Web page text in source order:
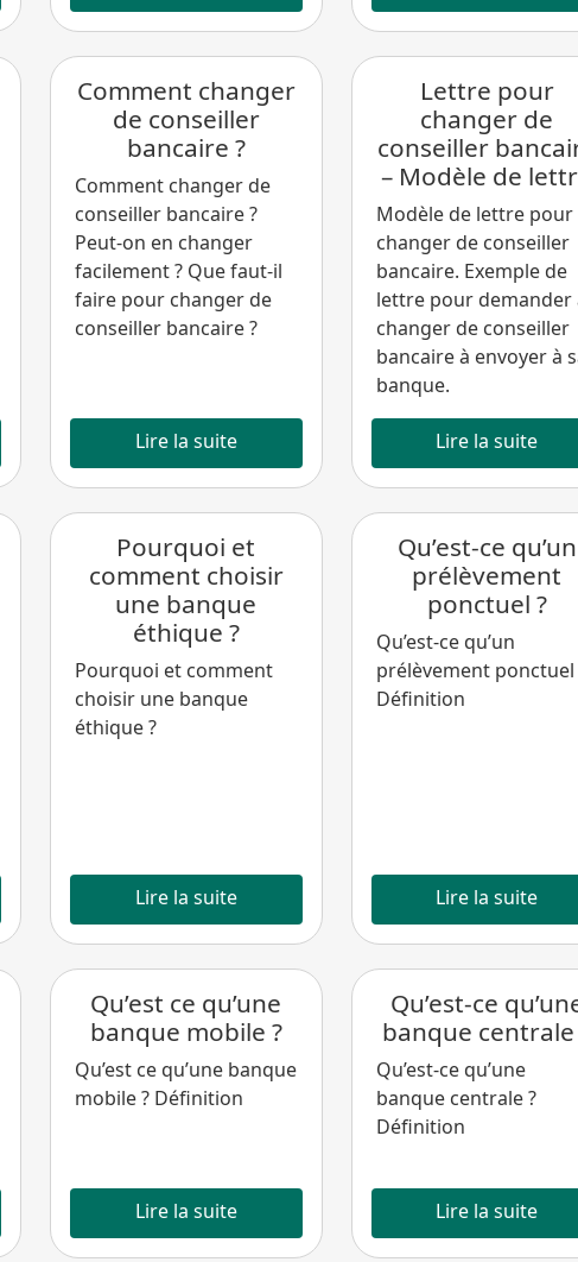
Comment changer
de conseiller
bancaire ?
Comment changer de
conseiller bancaire ?
Peut-on en changer
facilement ? Que faut-il
faire pour changer de
conseiller bancaire ?
Lire la suite
Lettre pour
changer de
conseiller
– Modèle de
Modèle de lettre pour
changer de conseiller
bancaire. Exemple de
lettre pour demander
changer de conseiller
bancaire à envoyer à
banque.
Lire la suite
Pourquoi et
comment choisir
une banque
éthique ?
Pourquoi et comment
choisir une banque
éthique ?
Lire la suite
Qu’est-ce qu’un
prélèvement
ponctuel ?
Qu’est-ce qu’un
prélèvement ponctuel
Définition
Lire la suite
Qu’est ce qu’une
banque mobile ?
Qu’est ce qu’une banque
mobile ? Définition
Lire la suite
Qu’est-ce
banque centrale
Qu’est-ce qu’une
banque centrale ?
Définition
Lire la suite